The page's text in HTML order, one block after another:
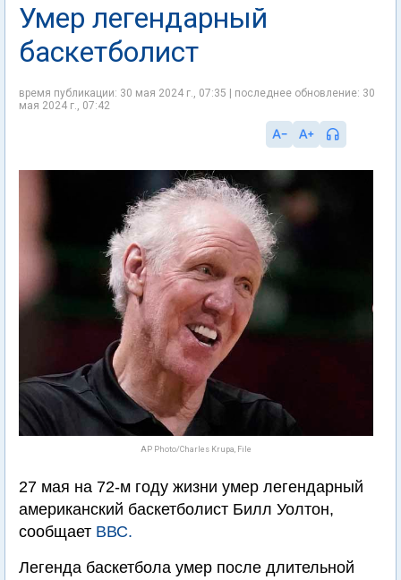
Умер легендарный
баскетболист
время публикации: 30 мая 2024 г., 07:35 | последнее обновление: 30
мая 2024 г., 07:42
AP Photo/Charles Krupa, File
27 мая на 72-м году жизни умер легендарный
американский баскетболист Билл Уолтон,
сообщает ВВС.
Легенда баскетбола умер после длительной